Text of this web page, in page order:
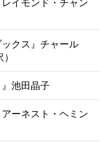
イモンド・チャン
クス』チャール
池田晶子
ーネスト・ヘミン